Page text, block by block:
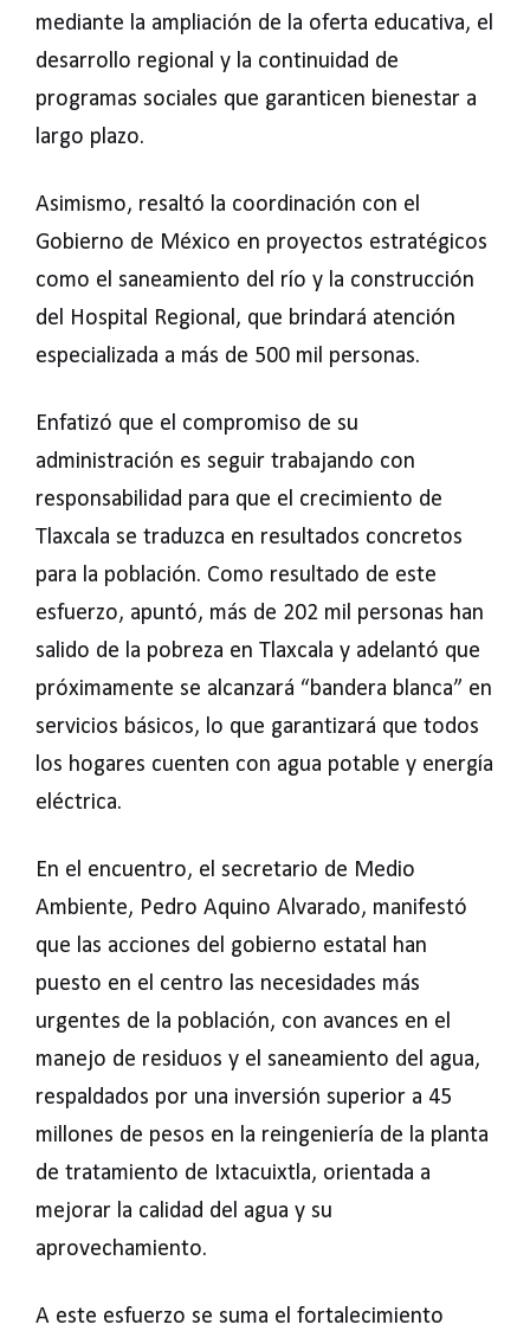
mediante la ampliación de la oferta educativa, el
desarrollo regional y la continuidad de
programas sociales que garanticen bienestar a
largo plazo.
Asimismo, resaltó la coordinación con el
Gobierno de México en proyectos estratégicos
como el saneamiento del río y la construcción
del Hospital Regional, que brindará atención
especializada a más de 500 mil personas.
Enfatizó que el compromiso de su
administración es seguir trabajando con
responsabilidad para que el crecimiento de
Tlaxcala se traduzca en resultados concretos
para la población. Como resultado de este
esfuerzo, apuntó, más de 202 mil personas han
salido de la pobreza en Tlaxcala y adelantó que
próximamente se alcanzará “bandera blanca” en
servicios básicos, lo que garantizará que todos
los hogares cuenten con agua potable y energía
eléctrica.
En el encuentro, el secretario de Medio
Ambiente, Pedro Aquino Alvarado, manifestó
que las acciones del gobierno estatal han
puesto en el centro las necesidades más
urgentes de la población, con avances en el
manejo de residuos y el saneamiento del agua,
respaldados por una inversión superior a 45
millones de pesos en la reingeniería de la planta
de tratamiento de Ixtacuixtla, orientada a
mejorar la calidad del agua y su
aprovechamiento.
A este esfuerzo se suma el fortalecimiento